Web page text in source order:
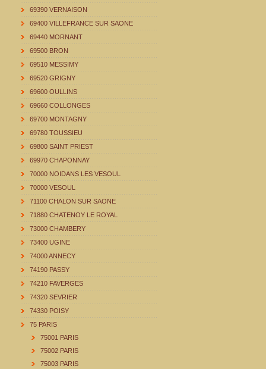
69390 VERNAISON
69400 VILLEFRANCE SUR SAONE
69440 MORNANT
69500 BRON
69510 MESSIMY
69520 GRIGNY
69600 OULLINS
69660 COLLONGES
69700 MONTAGNY
69780 TOUSSIEU
69800 SAINT PRIEST
69970 CHAPONNAY
70000 NOIDANS LES VESOUL
70000 VESOUL
71100 CHALON SUR SAONE
71880 CHATENOY LE ROYAL
73000 CHAMBERY
73400 UGINE
74000 ANNECY
74190 PASSY
74210 FAVERGES
74320 SEVRIER
74330 POISY
75 PARIS
75001 PARIS
75002 PARIS
75003 PARIS